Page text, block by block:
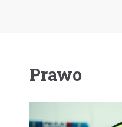
Prawo